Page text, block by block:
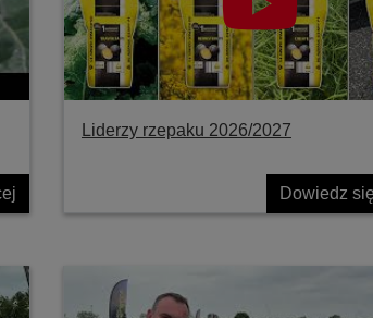
Liderzy rzepaku 2026/2027
Dowiedz